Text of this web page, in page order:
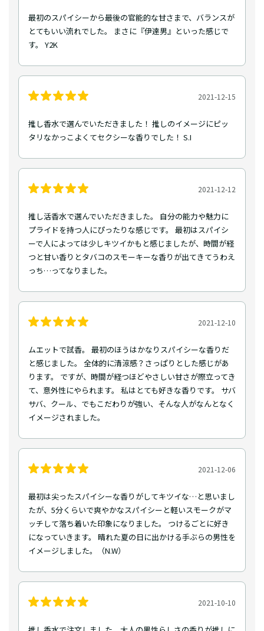
最初のスパイシーから最後の官能的な甘さまで、バランスが
とてもいい流れでした。 まさに『伊達男』といった感じで
す。 Y2K
2021-12-15
推し香水で選んでいただきました！ 推しのイメージにピッ
タリなかっこよくてセクシーな香りでした！ S.I
2021-12-12
推し活香水で選んでいただきました。 自分の能力や魅力に
プライドを持つ人にぴったりな感じです。 最初はスパイシ
ーで人によっては少しキツイかもと感じましたが、時間が経
つと甘い香りとタバコのスモーキーな香りが出てきてうわえ
っち…ってなりました。
2021-12-10
ムエットで試香。 最初のほうはかなりスパイシーな香りだ
と感じました。 全体的に清涼感？さっぱりとした感じがあ
ります。 ですが、時間が経つほどやさしい甘さが際立ってき
て、意外性にやられます。 私はとても好きな香りです。 サバ
サバ、クール、でもこだわりが強い、そんな人がなんとなく
イメージされました。
2021-12-06
最初は尖ったスパイシーな香りがしてキツイな…と思いまし
たが、5分くらいで爽やかなスパイシーと軽いスモークがマ
ッチして落ち着いた印象になりました。 つけるごとに好き
になっていきます。 晴れた夏の日に出かける手ぶらの男性を
イメージしました。（N.W）
2021-10-10